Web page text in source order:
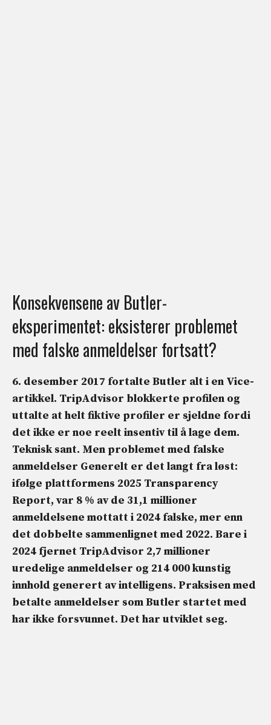
Konsekvensene av Butler-
eksperimentet: eksisterer problemet
med falske anmeldelser fortsatt?
6. desember 2017 fortalte Butler alt i en Vice-
artikkel. TripAdvisor blokkerte profilen og
uttalte at helt fiktive profiler er sjeldne fordi
det ikke er noe reelt insentiv til å lage dem.
Teknisk sant. Men problemet med falske
anmeldelser Generelt er det langt fra løst:
ifølge plattformens 2025 Transparency
Report, var 8 % av de 31,1 millioner
anmeldelsene mottatt i 2024 falske, mer enn
det dobbelte sammenlignet med 2022. Bare i
2024 fjernet TripAdvisor 2,7 millioner
uredelige anmeldelser og 214 000 kunstig
innhold generert av intelligens. Praksisen med
betalte anmeldelser som Butler startet med
har ikke forsvunnet. Det har utviklet seg.